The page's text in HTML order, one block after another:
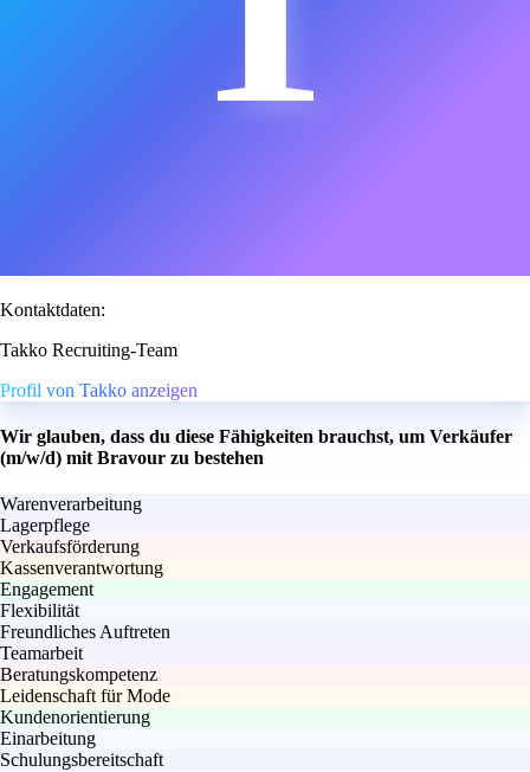
Kontaktdaten:
Takko Recruiting-Team
Profil von Takko anzeigen
Wir glauben, dass du diese Fähigkeiten brauchst, um Verkäufer
(m/w/d) mit Bravour zu bestehen
Warenverarbeitung
Lagerpflege
Verkaufsförderung
Kassenverantwortung
Engagement
Flexibilität
Freundliches Auftreten
Teamarbeit
Beratungskompetenz
Leidenschaft für Mode
Kundenorientierung
Einarbeitung
Schulungsbereitschaft